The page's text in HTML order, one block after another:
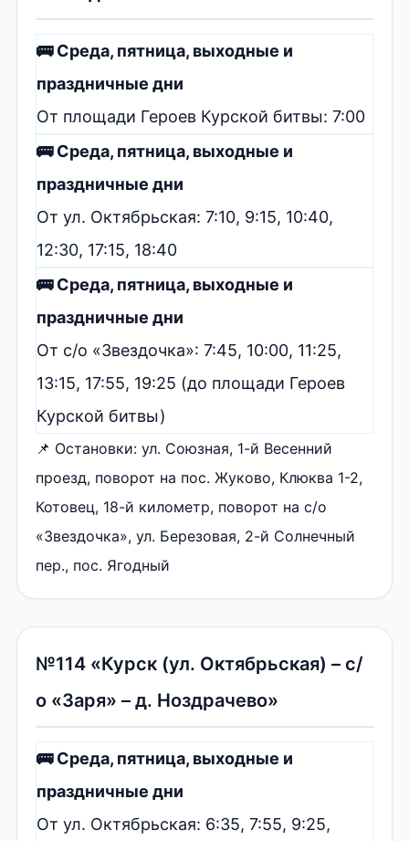
🚌 Среда, пятница, выходные и
праздничные дни
От площади Героев Курской битвы: 7:00
🚌 Среда, пятница, выходные и
праздничные дни
От ул. Октябрьская: 7:10, 9:15, 10:40,
12:30, 17:15, 18:40
🚌 Среда, пятница, выходные и
праздничные дни
От с/о «Звездочка»: 7:45, 10:00, 11:25,
13:15, 17:55, 19:25 (до площади Героев
Курской битвы)
📌 Остановки: ул. Союзная, 1-й Весенний
проезд, поворот на пос. Жуково, Клюква 1-2,
Котовец, 18-й километр, поворот на с/о
«Звездочка», ул. Березовая, 2-й Солнечный
пер., пос. Ягодный
№114 «Курск (ул. Октябрьская) – с/
о «Заря» – д. Ноздрачево»
🚌 Среда, пятница, выходные и
праздничные дни
От ул. Октябрьская: 6:35, 7:55, 9:25,